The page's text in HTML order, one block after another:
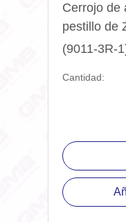
Cerrojo de
pestillo de
(9011-3R-
Cantidad: